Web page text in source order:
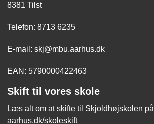
8381 Tilst
Telefon: 8713 6235
E-mail: skj@mbu.aarhus.dk
EAN: 5790000422463
Skift til vores skole
Læs alt om at skifte til Skjoldhøjskolen på
aarhus.dk/skoleskift